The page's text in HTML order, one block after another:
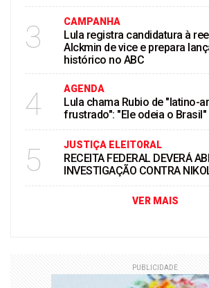
3 CAMPANHA
Lula registra candidatura à
Alckmin de vice e prepara
histórico no ABC
4 AGENDA
Lula chama Rubio de "latino-
frustrado": "Ele odeia o Brasil"
5 JUSTIÇA ELEITORAL
RECEITA FEDERAL DEVERÁ
INVESTIGAÇÃO CONTRA
VER MAIS
PUBLICIDADE